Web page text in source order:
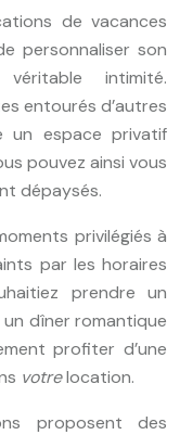
de vacances
personnaliser son
intimité.
entourés d’autres
un espace privatif
pouvez ainsi vous
dépaysés.
privilégiés à
par les horaires
prendre un
dîner romantique
profiter d’une
votrelocation.
proposent des